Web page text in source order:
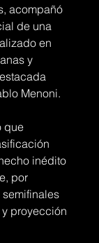
acompañó
de una
en
y
Menoni.
que
inédito
por
proyección